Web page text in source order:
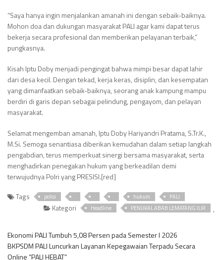
“Saya hanya ingin menjalankan amanah ini dengan sebaik-baiknya.
Mohon doa dan dukungan masyarakat PALI agar kami dapat terus
bekerja secara profesional dan memberikan pelayanan terbaik,”
pungkasnya.
Kisah Iptu Doby menjadi pengingat bahwa mimpi besar dapat lahir
dari desa kecil. Dengan tekad, kerja keras, disiplin, dan kesempatan
yang dimanfaatkan sebaik-baiknya, seorang anak kampung mampu
berdiri di garis depan sebagai pelindung, pengayom, dan pelayan
masyarakat.
Selamat mengemban amanah, Iptu Doby Hariyandri Pratama, S.Tr.K.,
M.Si. Semoga senantiasa diberikan kemudahan dalam setiap langkah
pengabdian, terus memperkuat sinergi bersama masyarakat, serta
menghadirkan penegakan hukum yang berkeadilan demi
terwujudnya Polri yang PRESISI.[red]
Tags polisi hukum PALI
Kategori Headline ,
PENUKAL ABAB LEMATANG ILIR
Ekonomi PALI Tumbuh 5,08 Persen pada Semester I 2026
BKPSDM PALI Luncurkan Layanan Kepegawaian Terpadu Secara
Online “PALI HEBAT”